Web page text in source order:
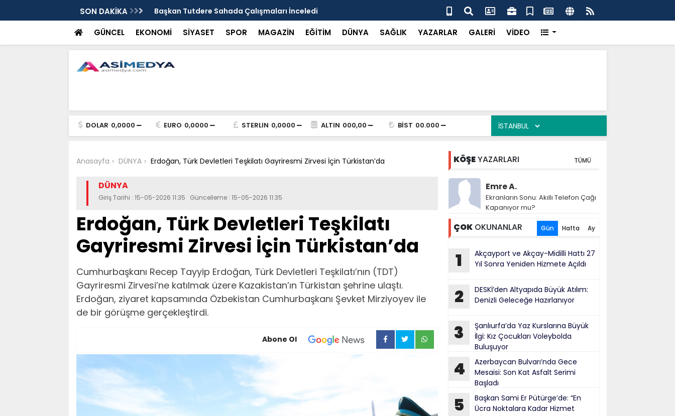
SON DAKİKA Başkan Görgel’den Tarihi Çarşıya Ziyaret 100. Yıl Kent Parkı’nda Cami İçin İlk Adım
GÜNCEL EKONOMİ SİYASET SPOR MAGAZİN EĞİTİM DÜNYA SAĞLIK YAZARLAR GALERİ VİDEO
DOLAR 0,0000 EURO 0,0000 STERLIN 0,0000 ALTIN 000,00 BİST 00.000
Anasayfa DÜNYA Erdoğan, Türk Devletleri Teşkilatı Gayriresmi Zirvesi İçin Türkistan’da
DÜNYA
Giriş Tarihi : 15-05-2026 11:35 Güncelleme : 15-05-2026 11:35
Erdoğan, Türk Devletleri Teşkilatı
Gayriresmi Zirvesi İçin Türkistan’da
Cumhurbaşkanı Recep Tayyip Erdoğan, Türk Devletleri Teşkilatı’nın (TDT)
Gayriresmi Zirvesi’ne katılmak üzere Kazakistan’ın Türkistan şehrine ulaştı.
Erdoğan, ziyaret kapsamında Özbekistan Cumhurbaşkanı Şevket Mirziyoyev ile
de bir görüşme gerçekleştirdi.
Abone Ol
KÖŞEYAZARLARI TÜMÜ
Emre A.
Ekranların Sonu: Akıllı Telefon Çağı
Kapanıyor mu?
ÇOKOKUNANLAR Gün Hafta Ay
1
Akçayport ve Akçay-Midilli Hattı 27
Yıl Sonra Yeniden Hizmete Açıldı
2
DESKİ’den Altyapıda Büyük Atılım:
Denizli Geleceğe Hazırlanıyor
3
Şanlıurfa’da Yaz Kurslarına Büyük
İlgi: Kız Çocukları Voleybolda
Buluşuyor
4
Azerbaycan Bulvarı’nda Gece
Mesaisi: Son Kat Asfalt Serimi
Başladı
5
Başkan Sami Er Pütürge’de: “En
Ücra Noktalara Kadar Hizmet